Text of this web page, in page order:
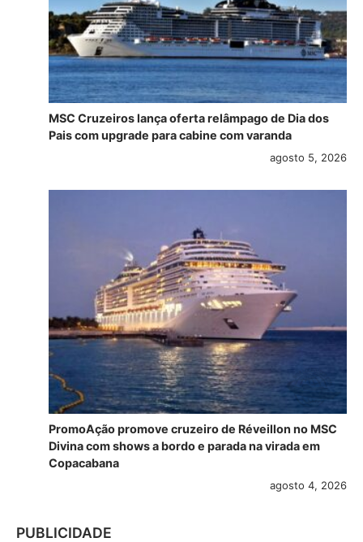
MSC Cruzeiros lança oferta relâmpago de Dia dos
Pais com upgrade para cabine com varanda
agosto 5, 2026
PromoAção promove cruzeiro de Réveillon no MSC
Divina com shows a bordo e parada na virada em
Copacabana
agosto 4, 2026
PUBLICIDADE